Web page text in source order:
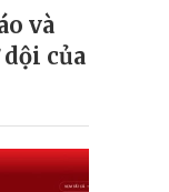
và
của